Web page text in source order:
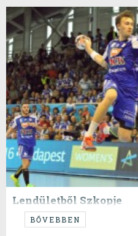
Lendületből Szkopje
Máshogy nehéz lesz.
BŐVEBBEN